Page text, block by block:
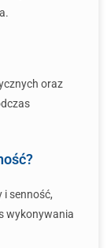
oraz
i senność,
wykonywania